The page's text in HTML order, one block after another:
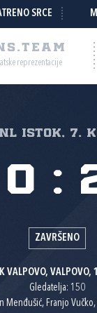
SRCE
reprezentacije
Istok, 7.
0 :
ZAVRŠENO
VALPOVO,
Gledatelja: 150
Menđušić, Franjo